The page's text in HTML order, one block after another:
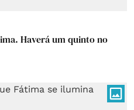
Haverá um quinto no